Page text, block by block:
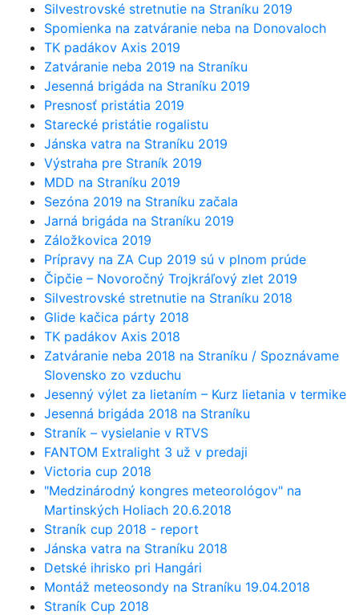
Silvestrovské stretnutie na Straníku 2019
Spomienka na zatváranie neba na Donovaloch
TK padákov Axis 2019
Zatváranie neba 2019 na Straníku
Jesenná brigáda na Straníku 2019
Presnosť pristátia 2019
Starecké pristátie rogalistu
Jánska vatra na Straníku 2019
Výstraha pre Straník 2019
MDD na Straníku 2019
Sezóna 2019 na Straníku začala
Jarná brigáda na Straníku 2019
Záložkovica 2019
Prípravy na ZA Cup 2019 sú v plnom prúde
Čipčie – Novoročný Trojkráľový zlet 2019
Silvestrovské stretnutie na Straníku 2018
Glide kačica párty 2018
TK padákov Axis 2018
Zatváranie neba 2018 na Straníku / Spoznávame
Slovensko zo vzduchu
Jesenný výlet za lietaním – Kurz lietania v termike
Jesenná brigáda 2018 na Straníku
Straník – vysielanie v RTVS
FANTOM Extralight 3 už v predaji
Victoria cup 2018
"Medzinárodný kongres meteorológov" na
Martinských Holiach 20.6.2018
Straník cup 2018 - report
Jánska vatra na Straníku 2018
Detské ihrisko pri Hangári
Montáž meteosondy na Straníku 19.04.2018
Straník Cup 2018